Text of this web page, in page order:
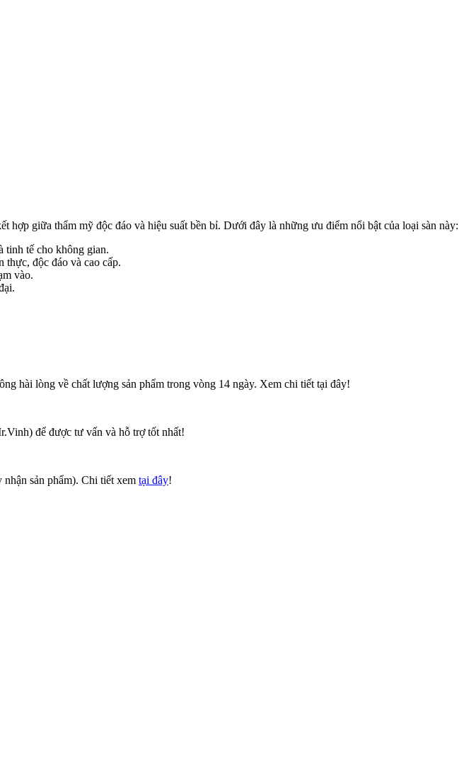
hợp giữa thẩm mỹ độc đáo và hiệu suất bền bỉ. Dưới đây là những ưu điểm nổi bật của loại sàn này:
tinh tế cho không gian.
độc đáo và cao cấp.
vào.
hài lòng về chất lượng sản phẩm trong vòng 14 ngày. Xem chi tiết tại đây!
để được tư vấn và hỗ trợ tốt nhất!
sản phẩm). Chi tiết xem tại đây!